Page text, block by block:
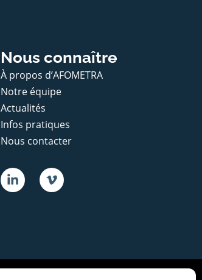
Nous connaître
À propos d’AFOMETRA
Notre équipe
Actualités
Infos pratiques
Nous contacter